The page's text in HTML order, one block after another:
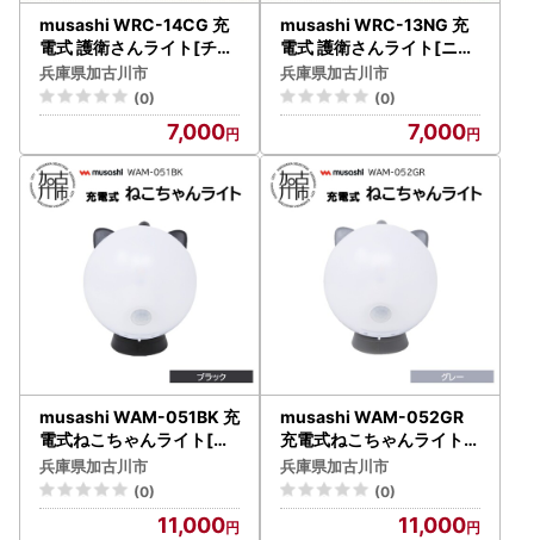
musashi WRC-14CG 充
電式 護衛さんライト[チャ
コールグレー]《 防犯 防犯
ライト 充電式 LED 防犯グ
ッズ 屋外 日用品 》【240
兵庫県加古川市
(0)
7,000
musashi WRC-13NG 充
電式 護衛さんライト[ニュ
アンスグリーン]《 防犯 防
犯ライト 充電式 LED 防犯
グッズ 屋外 日用品 》【24
00O10830_04】
兵庫県加古川市
(0)
7,000
musashi WAM-051BK 充
電式ねこちゃんライト[ブ
ラック]《 センサーライト
防犯 ライト 充電式 LEDラ
イト 玄関 照明 》【2401O
兵庫県加古川市
(0)
11,000
musashi WAM-052GR
充電式ねこちゃんライト[
グレー]《 センサーライト
防犯 ライト 充電式 LEDラ
イト 玄関 照明 》【2401O
兵庫県加古川市
(0)
11,000